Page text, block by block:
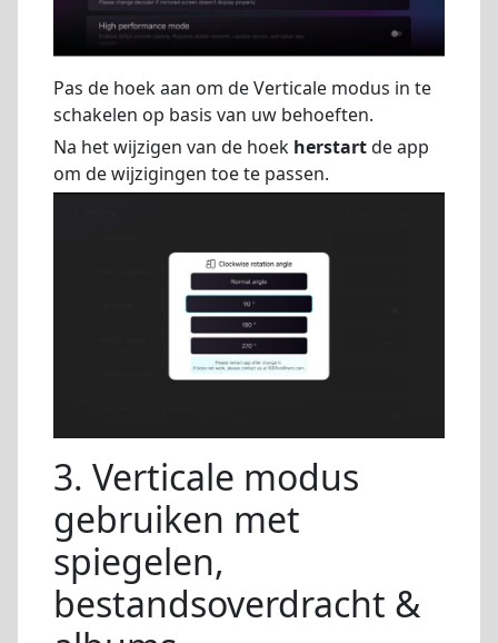
Pas de hoek aan om de Verticale modus in te
schakelen op basis van uw behoeften.
Na het wijzigen van de hoek herstartde app
om de wijzigingen toe te passen.
3. Verticale modus
gebruiken met
spiegelen,
bestandsoverdracht &